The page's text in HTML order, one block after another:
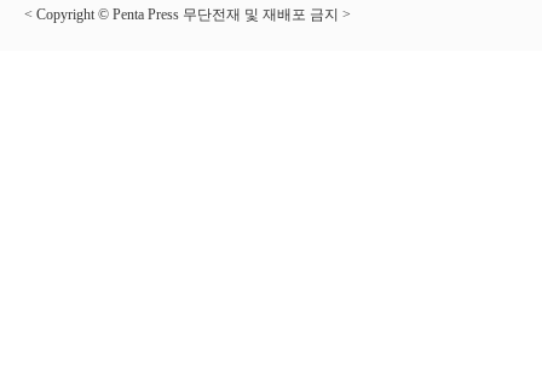
< Copyright © Penta Press 무단전재 및 재배포 금지 >